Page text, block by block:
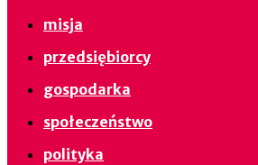
misja
przedsiębiorcy
gospodarka
społeczeństwo
polityka